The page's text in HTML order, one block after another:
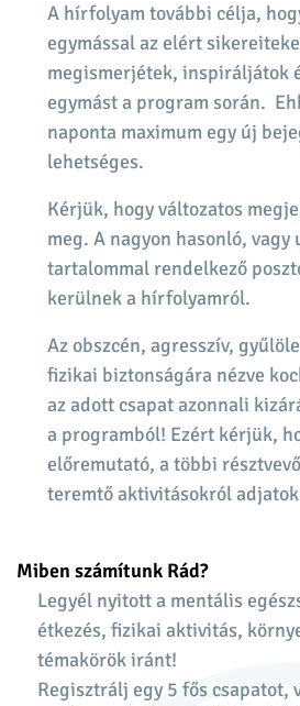
A hírfolyam további célja,
egymással az elért
megismerjétek, inspiráljátok
egymást a program során.
naponta maximum egy új
lehetséges.
Kérjük, hogy változatos
meg. A nagyon hasonló, vagy
tartalommal rendelkező
kerülnek a hírfolyamról.
Az obszcén, agresszív,
fizikai biztonságára nézve
az adott csapat azonnali
a programból! Ezért kérjük,
előremutató, a többi
teremtő aktivitásokról
Miben számítunk Rád?
Legyél nyitott a mentális
étkezés, fizikai aktivitás,
témakörök iránt!
Regisztrálj egy 5 fős csapatot,